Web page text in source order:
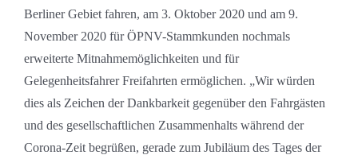
Berliner Gebiet fahren, am 3. Oktober 2020 und am 9.
November 2020 für ÖPNV-Stammkunden nochmals
erweiterte Mitnahmemöglichkeiten und für
Gelegenheitsfahrer Freifahrten ermöglichen. „Wir würden
dies als Zeichen der Dankbarkeit gegenüber den Fahrgästen
und des gesellschaftlichen Zusammenhalts während der
Corona-Zeit begrüßen, gerade zum Jubiläum des Tages der